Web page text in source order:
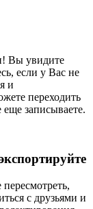
Вы увидите
если у Вас не
и
переходить
записываете.
с друзьями и